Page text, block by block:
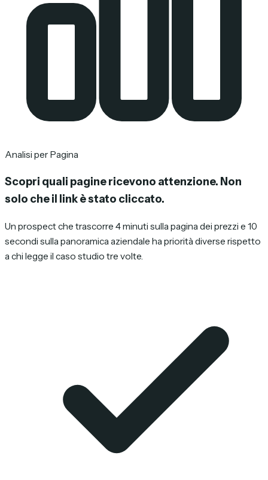
Analisi per Pagina
Scopri quali pagine ricevono attenzione. Non
solo che il link è stato cliccato.
Un prospect che trascorre 4 minuti sulla pagina dei prezzi e 10
secondi sulla panoramica aziendale ha priorità diverse rispetto
a chi legge il caso studio tre volte.